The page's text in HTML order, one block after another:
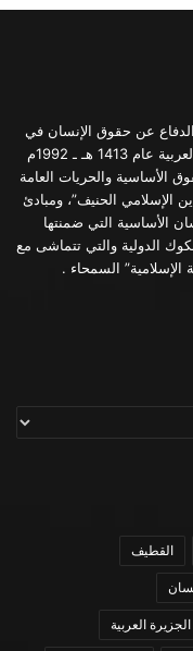
عن حقوق الإنسان في
شبه الجزيرة العربية عام 1413 هـ ـ 1992م
الأساسية والحريات العامة
الإسلامي الحنيف”، ومبادئ
الأساسية التي ضمنتها
الدولية والتي تتماشى مع
الإسلامية” السمحاء .
القطيف
العربية